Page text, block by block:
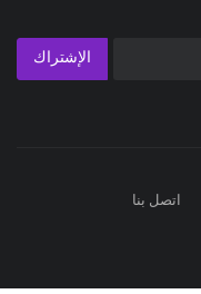
الإشتراك
اتصل بنا